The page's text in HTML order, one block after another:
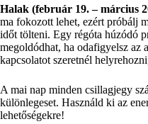
Halak (február 19. – március
ma fokozott lehet, ezért próbálj
időt tölteni. Egy régóta húzódó
megoldódhat, ha odafigyelsz az
kapcsolatot szeretnél
A mai nap minden csillagjegy
különlegeset. Használd ki az
lehetőségekre!